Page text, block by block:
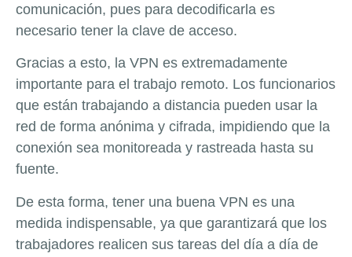
comunicación, pues para decodificarla es
necesario tener la clave de acceso.
Gracias a esto, la VPN es extremadamente
importante para el trabajo remoto. Los funcionarios
que están trabajando a distancia pueden usar la
red de forma anónima y cifrada, impidiendo que la
conexión sea monitoreada y rastreada hasta su
fuente.
De esta forma, tener una buena VPN es una
medida indispensable, ya que garantizará que los
trabajadores realicen sus tareas del día a día de